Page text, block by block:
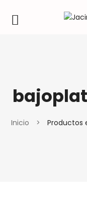
Inicio > Productos